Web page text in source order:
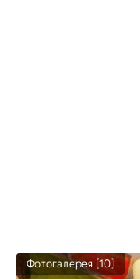
Фотогалерея [10]